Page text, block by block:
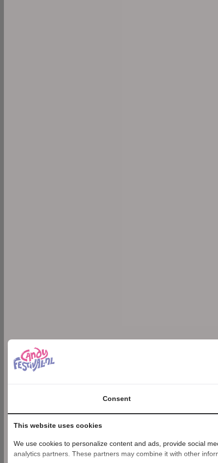
Consent
This website uses cookies
We use cookies to personalize content and ads, provide social
analytics partners. These partners may combine it with other